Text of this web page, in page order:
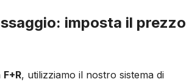
imposta il prezzo
F+R, utilizziamo il nostro sistema di